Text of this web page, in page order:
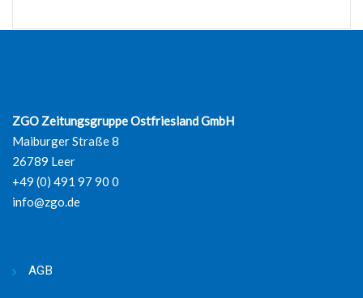
ZGO Zeitungsgruppe Ostfriesland GmbH
Maiburger Straße 8
26789 Leer
+49 (0) 491 97 90 0
info@zgo.de
AGB